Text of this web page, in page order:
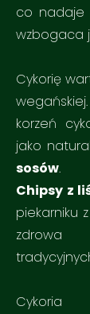
co nadaje
wzbogaca
Cykorię
korzeń
jako
sosów.
Chipsy z
piekarniku